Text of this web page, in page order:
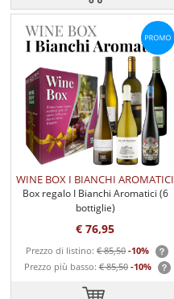
WINE BOX I BIANCHI AROMATICI
Box regalo I Bianchi Aromatici (6
bottiglie)
€ 76,95
Prezzo di listino:€ 85,50 -10%
Prezzo più basso:€ 85,50 -10%